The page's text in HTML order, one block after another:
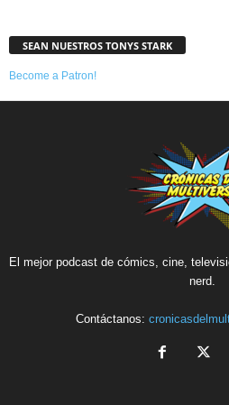
SEAN NUESTROS TONYS STARK
Become a Patron!
El mejor podcast de cómics, cine,
nerd.
Contáctanos: